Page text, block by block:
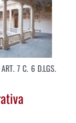
7 C. 6 D.LGS.